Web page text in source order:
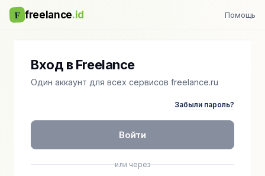
F freelance.id Помощь
Вход в Freelance
Один аккаунт для всех сервисов freelance.ru
Забыли пароль?
Войти
или через